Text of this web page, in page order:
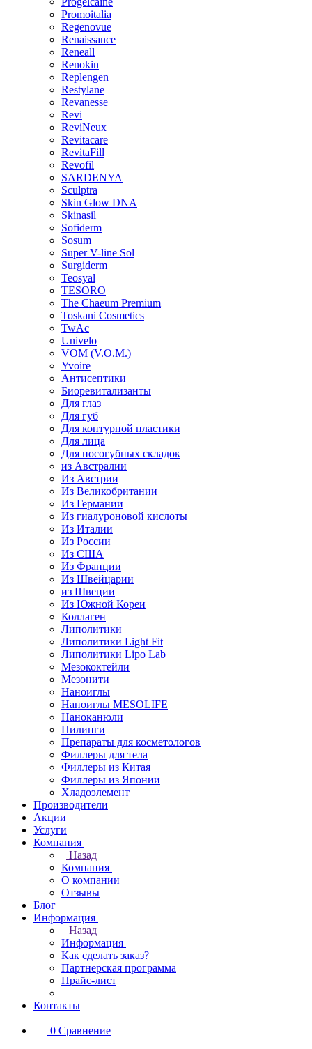
Promoitalia
Regenovue
Renaissance
Reneall
Renokin
Replengen
Restylane
Revanesse
Revi
ReviNeux
Revitacare
RevitaFill
Revofil
SARDENYA
Sculptra
Skin Glow DNA
Skinasil
Sofiderm
Sosum
Super V-line Sol
Surgiderm
Teosyal
TESORO
The Chaeum Premium
Toskani Cosmetics
TwAc
Univelo
VOM (V.O.M.)
Yvoire
Антисептики
Биоревитализанты
Для глаз
Для губ
Для контурной пластики
Для лица
Для носогубных складок
из Австралии
Из Австрии
Из Великобритании
Из Германии
Из гиалуроновой кислоты
Из Италии
Из России
Из США
Из Франции
Из Швейцарии
из Швеции
Из Южной Кореи
Коллаген
Липолитики
Липолитики Light Fit
Липолитики Lipo Lab
Мезококтейли
Мезонити
Наноиглы
Наноиглы MESOLIFE
Наноканюли
Пилинги
Препараты для косметологов
Филлеры для тела
Филлеры из Китая
Филлеры из Японии
Хладоэлемент
Производители
Акции
Услуги
Компания
Назад
Компания
О компании
Отзывы
Блог
Информация
Назад
Информация
Как сделать заказ?
Партнерская программа
Прайс-лист
Контакты
0 Сравнение